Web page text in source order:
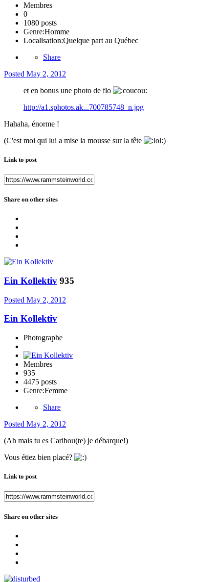
Membres
0
1080 posts
Genre:Homme
Localisation:Quelque part au Québec
Share
Posted May 2, 2012
et en bonus une photo de flo
http://a1.sphotos.ak...700785748_n.jpg
Hahaha, énorme !
(C'est moi qui lui a mise la mousse sur la tête
)
Link to post
Share on other sites
Ein Kollektiv 935
Posted May 2, 2012
Ein Kollektiv
Photographe
Membres
935
4475 posts
Genre:Femme
Share
Posted May 2, 2012
(Ah mais tu es Caribou(te) je débarque!)
Vous étiez bien placé?
Link to post
Share on other sites